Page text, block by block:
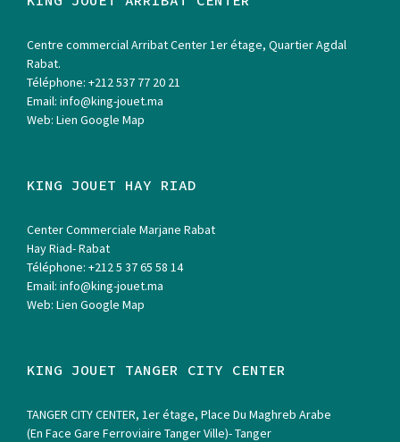
Centre commercial Arribat Center 1er étage, Quartier Agdal
Rabat.
Téléphone: +212 537 77 20 21
Email: info@king-jouet.ma
Web: Lien Google Map
KING JOUET HAY RIAD
Center Commerciale Marjane Rabat
Hay Riad- Rabat
Téléphone: +212 5 37 65 58 14
Email: info@king-jouet.ma
Web: Lien Google Map
KING JOUET TANGER CITY CENTER
TANGER CITY CENTER, 1er étage, Place Du Maghreb Arabe
(En Face Gare Ferroviaire Tanger Ville)- Tanger